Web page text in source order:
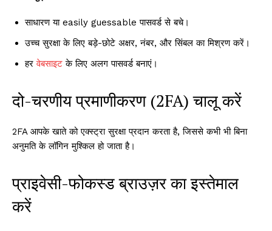
साधारण या easily guessable पासवर्ड से बचे।
उच्च सुरक्षा के लिए बड़े-छोटे अक्षर, नंबर, और सिंबल का मिश्रण करें।
हरवेबसाइट के लिए अलग पासवर्ड बनाएं।
दो-चरणीय प्रमाणीकरण (2FA) चालू करें
2FA आपके खाते को एक्स्ट्रा सुरक्षा प्रदान करता है, जिससे कभी भी बिना
अनुमति के लॉगिन मुश्किल हो जाता है।
प्राइवेसी-फोकस्ड ब्राउज़र का इस्तेमाल
करें